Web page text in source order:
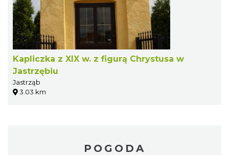
Kapliczka z XIX w. z figurą Chrystusa w
Jastrzębiu
Jastrząb
3.03 km
POGODA